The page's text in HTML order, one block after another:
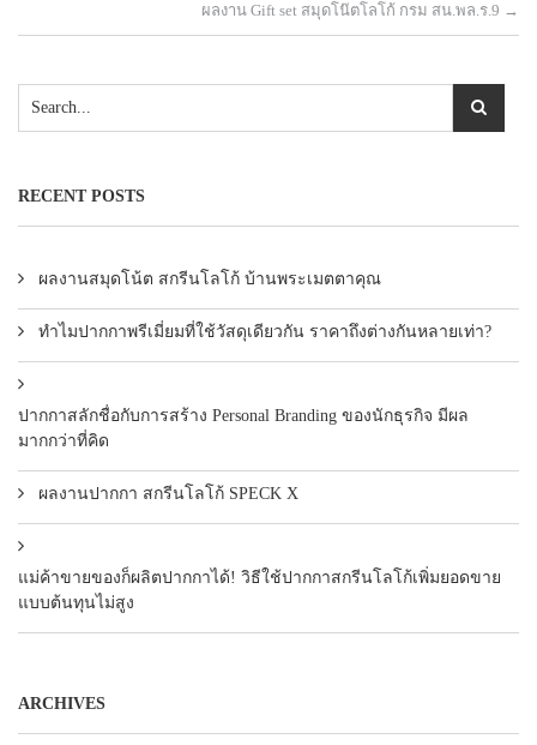
ผลงาน Gift set สมุดโน๊ตโลโก้ กรม สน.พล.ร.9 →
RECENT POSTS
ผลงานสมุดโน้ต สกรีนโลโก้ บ้านพระเมตตาคุณ
ทำไมปากกาพรีเมี่ยมที่ใช้วัสดุเดียวกัน ราคาถึงต่างกันหลายเท่า?
ปากกาสลักชื่อกับการสร้าง Personal Branding ของนักธุรกิจ มีผล
มากกว่าที่คิด
ผลงานปากกา สกรีนโลโก้ SPECK X
แม่ค้าขายของก็ผลิตปากกาได้! วิธีใช้ปากกาสกรีนโลโก้เพิ่มยอดขาย
แบบต้นทุนไม่สูง
ARCHIVES